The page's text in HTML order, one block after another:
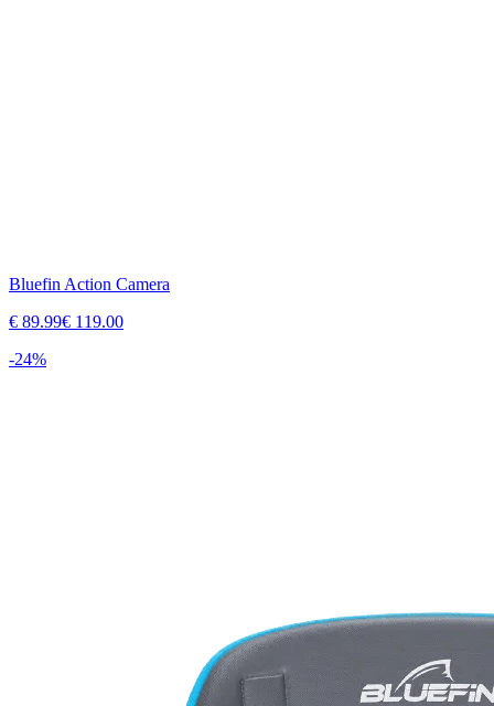
Bluefin Action Camera
€ 89.99€ 119.00
-24%